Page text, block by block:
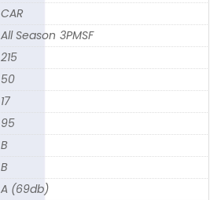
CAR
All Season 3PMSF
215
50
17
95
B
B
A (69db)